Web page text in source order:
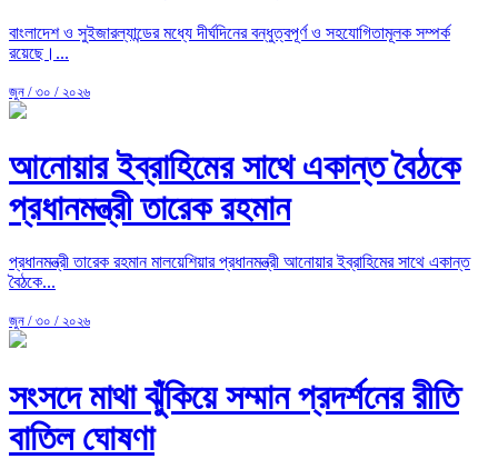
বাংলাদেশ ও সুইজারল্যান্ডের মধ্যে দীর্ঘদিনের বন্ধুত্বপূর্ণ ও সহযোগিতামূলক সম্পর্ক
রয়েছে।...
জুন / ৩০ / ২০২৬
আনোয়ার ইব্রাহিমের সাথে একান্ত বৈঠকে
প্রধানমন্ত্রী তারেক রহমান
প্রধানমন্ত্রী তারেক রহমান মালয়েশিয়ার প্রধানমন্ত্রী আনোয়ার ইব্রাহিমের সাথে একান্ত
বৈঠকে...
জুন / ৩০ / ২০২৬
সংসদে মাথা ঝুঁকিয়ে সম্মান প্রদর্শনের রীতি
বাতিল ঘোষণা